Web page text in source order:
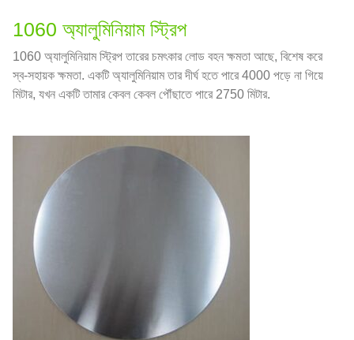
1060 অ্যালুমিনিয়াম স্ট্রিপ
1060 অ্যালুমিনিয়াম স্ট্রিপ তারের চমৎকার লোড বহন ক্ষমতা আছে, বিশেষ করে
স্ব-সহায়ক ক্ষমতা. একটি অ্যালুমিনিয়াম তার দীর্ঘ হতে পারে 4000 পড়ে না গিয়ে
মিটার, যখন একটি তামার কেবল কেবল পৌঁছাতে পারে 2750 মিটার.